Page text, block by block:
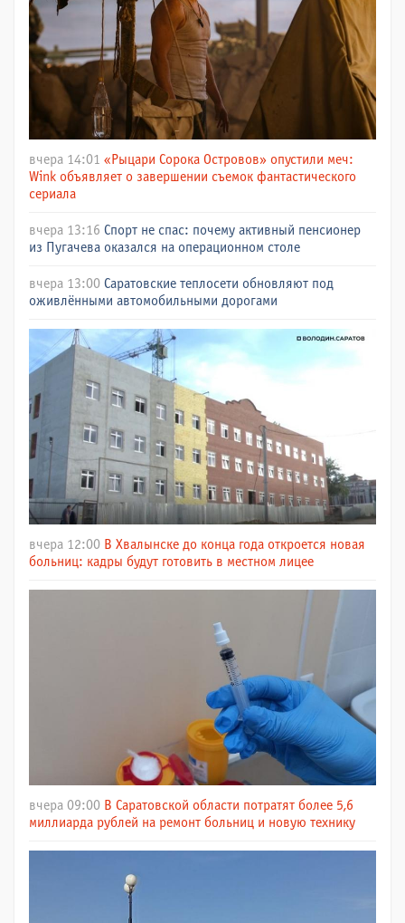
вчера 14:01 «Рыцари Сорока Островов» опустили меч:
Wink объявляет о завершении съемок фантастического
сериала
вчера 13:16 Спорт не спас: почему активный пенсионер
из Пугачева оказался на операционном столе
вчера 13:00 Саратовские теплосети обновляют под
оживлёнными автомобильными дорогами
вчера 12:00 В Хвалынске до конца года откроется новая
больниц: кадры будут готовить в местном лицее
вчера 09:00 В Саратовской области потратят более 5,6
миллиарда рублей на ремонт больниц и новую технику